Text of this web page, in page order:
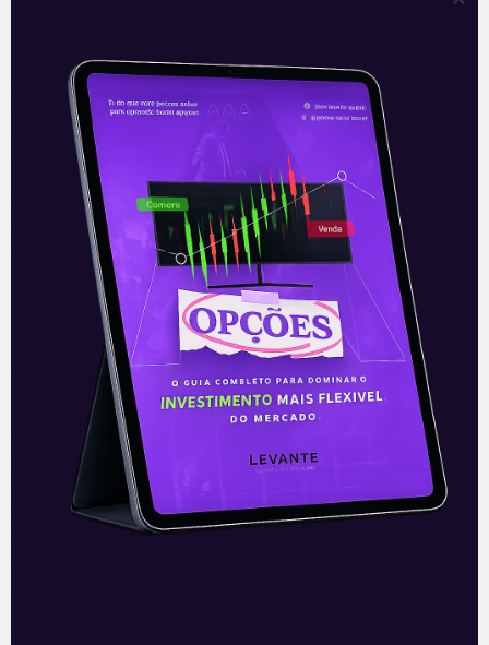
CYRE3 – Prévia operacional do
2T21 da Cyrela
A Cyrela (CYRE3), incorporadora e
construtora de imóveis residenciais,
divulgou sua prévia operacional do 2T21
nesta segunda-feira (12), após o
fechamento do mercado. Seus
resultados
Leia mais
13/07/2021